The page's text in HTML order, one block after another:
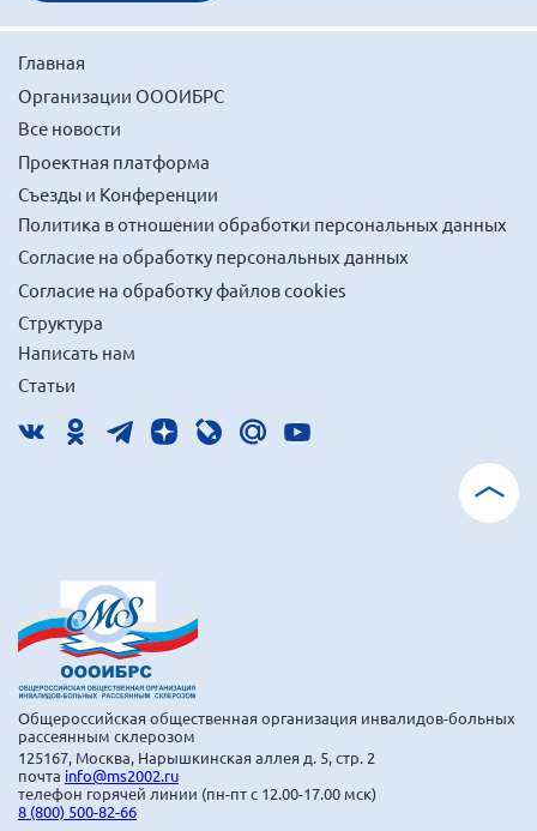
Всероссийская конференция-тренинг
29.05.2022)
Общероссийская РС
Архангельская область
Брянская область
Владимирская область
Волгоградская область
Воронежская область
Кировская область
Краснодарский край
Красноярский край
Липецкая область
Ленинградская область
г. Москва
Московская область
Главная
Организации ОООИБРС
Все новости
Проектная платформа
Съезды и Конференции
Политика в отношении обработки персональных данных
Согласие на обработку персональных данных
Согласие на обработку файлов cookies
Структура
Написать нам
Статьи
Общероссийская общественная организация инвалидов-больных
рассеянным склерозом
125167, Москва, Нарышкинская аллея д. 5, стр. 2
почта info@ms2002.ru
телефон горячей линии (пн-пт с 12.00-17.00 мск)
8 (800) 500-82-66